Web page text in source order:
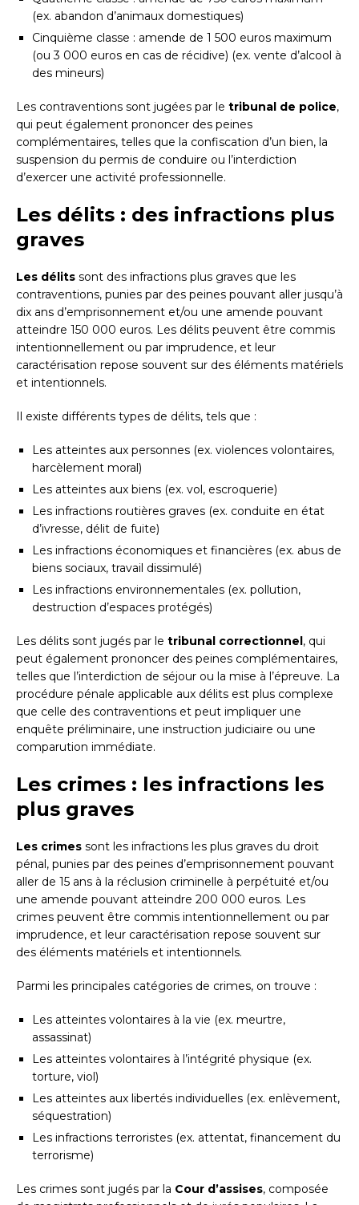
(ex. abandon d’animaux domestiques)
Cinquième classe : amende de 1 500 euros maximum
(ou 3 000 euros en cas de récidive) (ex. vente d’alcool à
des mineurs)
Les contraventions sont jugées par le tribunal de police,
qui peut également prononcer des peines
complémentaires, telles que la confiscation d’un bien, la
suspension du permis de conduire ou l’interdiction
d’exercer une activité professionnelle.
Les délits : des infractions plus
graves
Les délits sont des infractions plus graves que les
contraventions, punies par des peines pouvant aller jusqu’à
dix ans d’emprisonnement et/ou une amende pouvant
atteindre 150 000 euros. Les délits peuvent être commis
intentionnellement ou par imprudence, et leur
caractérisation repose souvent sur des éléments matériels
et intentionnels.
Il existe différents types de délits, tels que :
Les atteintes aux personnes (ex. violences volontaires,
harcèlement moral)
Les atteintes aux biens (ex. vol, escroquerie)
Les infractions routières graves (ex. conduite en état
d’ivresse, délit de fuite)
Les infractions économiques et financières (ex. abus de
biens sociaux, travail dissimulé)
Les infractions environnementales (ex. pollution,
destruction d’espaces protégés)
Les délits sont jugés par le tribunal correctionnel, qui
peut également prononcer des peines complémentaires,
telles que l’interdiction de séjour ou la mise à l’épreuve. La
procédure pénale applicable aux délits est plus complexe
que celle des contraventions et peut impliquer une
enquête préliminaire, une instruction judiciaire ou une
comparution immédiate.
Les crimes : les infractions les
plus graves
Les crimes sont les infractions les plus graves du droit
pénal, punies par des peines d’emprisonnement pouvant
aller de 15 ans à la réclusion criminelle à perpétuité et/ou
une amende pouvant atteindre 200 000 euros. Les
crimes peuvent être commis intentionnellement ou par
imprudence, et leur caractérisation repose souvent sur
des éléments matériels et intentionnels.
Parmi les principales catégories de crimes, on trouve :
Les atteintes volontaires à la vie (ex. meurtre,
assassinat)
Les atteintes volontaires à l’intégrité physique (ex.
torture, viol)
Les atteintes aux libertés individuelles (ex. enlèvement,
séquestration)
Les infractions terroristes (ex. attentat, financement du
terrorisme)
Les crimes sont jugés par la Cour d’assises, composée